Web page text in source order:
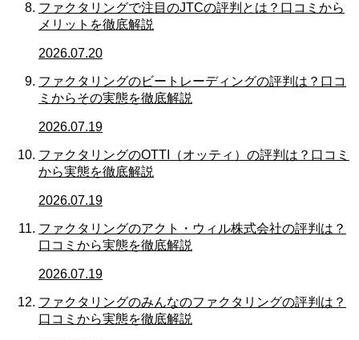
ファクタリングで注目のJTCの評判とは？口コミから
メリットを徹底解説
2026.07.20
ファクタリングのビートレーディングの評判は？口コ
ミからその実態を徹底解説
2026.07.19
ファクタリングのOTTI（オッティ）の評判は？口コミ
から実態を徹底解説
2026.07.19
ファクタリングのアクト・ウィル株式会社の評判は？
口コミから実態を徹底解説
2026.07.19
ファクタリングのみんなのファクタリングの評判は？
口コミから実態を徹底解説